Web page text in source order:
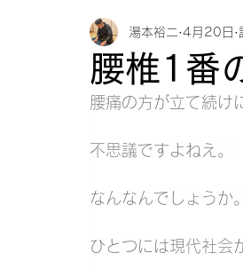
サビアンシンボル 音楽
腰椎1番
湯本裕二 4月20日
腰痛の方が立て続け
不思議ですよねえ。
なんなんでしょうか。
ひとつには現代社会